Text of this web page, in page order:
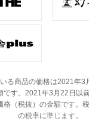
る商品の価格は2021年3
す。 2021年3月22日以
（税抜）の金額です。
の税率に準じます。